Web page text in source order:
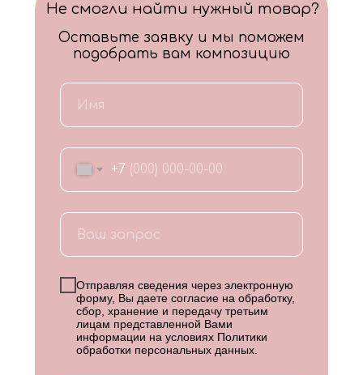
+7
Отправляя сведения через электронную
форму, Вы даете согласие на обработку,
сбор, хранение и передачу третьим
лицам представленной Вами
информации на условиях Политики
обработки персональных данных
Не смогли найти нужный товар?
Оставьте заявку и мы поможем
подобрать вам композицию